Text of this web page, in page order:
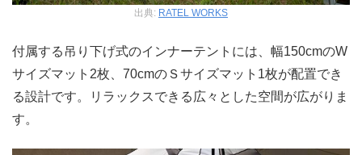
出典: RATEL WORKS
付属する吊り下げ式のインナーテントには、幅150cmのW
サイズマット2枚、70cmのＳサイズマット1枚が配置でき
る設計です。リラックスできる広々とした空間が広がりま
す。